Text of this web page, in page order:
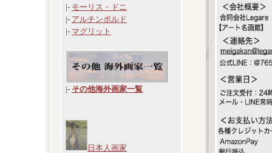
|- モーリス・ドニ
|- アルチンボルド
|- マグリット
|- その他海外画家一覧
日本人画家